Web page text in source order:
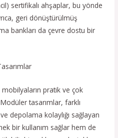
sertifikalı ahşaplar, bu yönde
geri dönüştürülmüş
bankları da çevre dostu bir
pratik ve çok
tasarımlar, farklı
depolama kolaylığı sağlayan
bir kullanım sağlar hem de